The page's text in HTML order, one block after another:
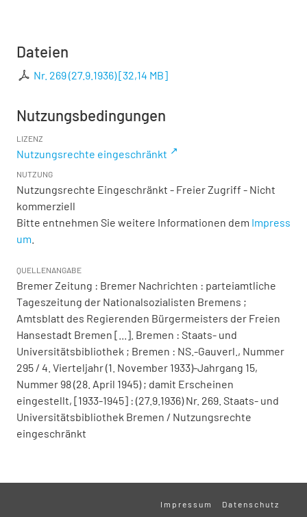
Dateien
Nr. 269 (27.9.1936)[32,14 MB]
Nutzungsbedingungen
LIZENZ
Nutzungsrechte eingeschränkt
NUTZUNG
Nutzungsrechte Eingeschränkt - Freier Zugriff - Nicht
kommerziell
Bitte entnehmen Sie weitere Informationen dem Impress
um
QUELLENANGABE
Bremer Zeitung : Bremer Nachrichten : parteiamtliche
Tageszeitung der Nationalsozialisten Bremens ;
Amtsblatt des Regierenden Bürgermeisters der Freien
Hansestadt Bremen [...]. Bremen : Staats- und
Universitätsbibliothek ; Bremen : NS.-Gauverl., Nummer
295 / 4. Vierteljahr (1. November 1933)-Jahrgang 15,
Nummer 98 (28. April 1945) ; damit Erscheinen
eingestellt, [1933-1945] : (27.9.1936) Nr. 269. Staats- und
Universitätsbibliothek Bremen / Nutzungsrechte
eingeschränkt
Impressum Datenschutz